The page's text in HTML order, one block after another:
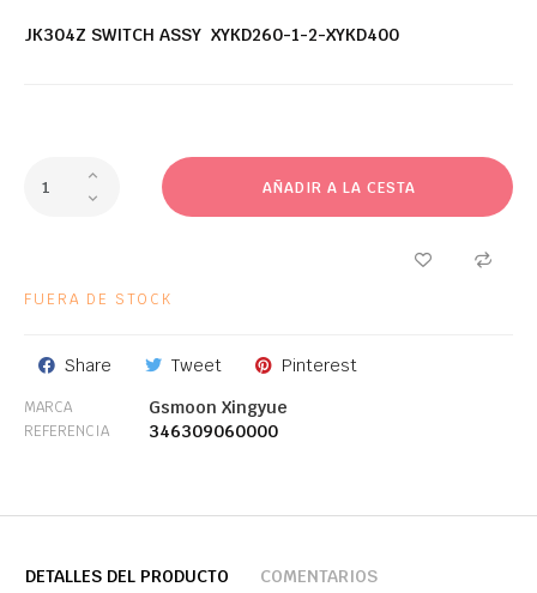
JK304Z SWITCH ASSY XYKD260-1-2-XYKD400
AÑADIR A LA CESTA
FUERA DE STOCK
Share Tweet Pinterest
MARCA Gsmoon Xingyue
REFERENCIA 346309060000
DETALLES DEL PRODUCTO COMENTARIOS